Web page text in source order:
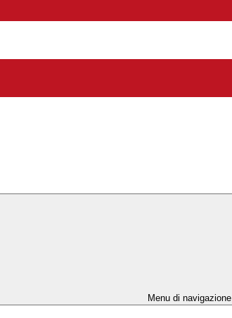
Menu di navigazione